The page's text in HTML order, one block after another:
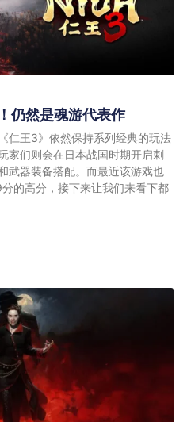
仍然是魂游代表作
仁王3》依然保持系列经典的玩法
家们则会在日本战国时期开启刺
武器装备搭配。而最近该游戏也
的高分，接下来让我们来看下都